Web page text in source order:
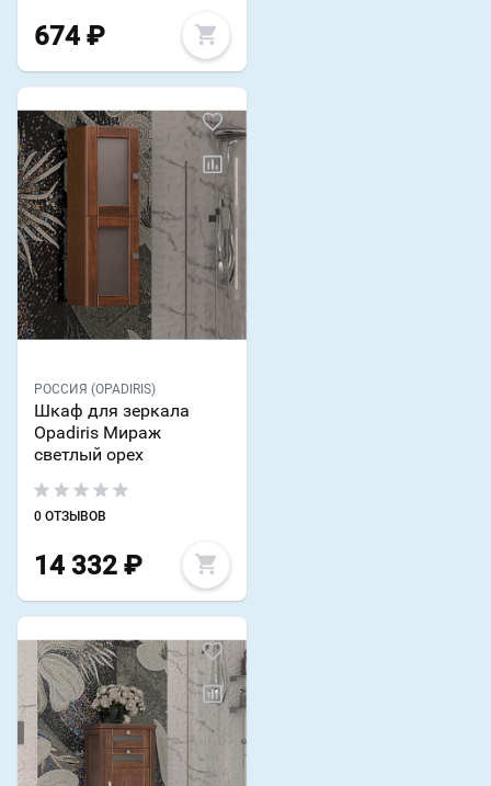
674 ₽
РОССИЯ (OPADIRIS)
Шкаф для зеркала
Opadiris Мираж
светлый орех
0 ОТЗЫВОВ
14 332 ₽